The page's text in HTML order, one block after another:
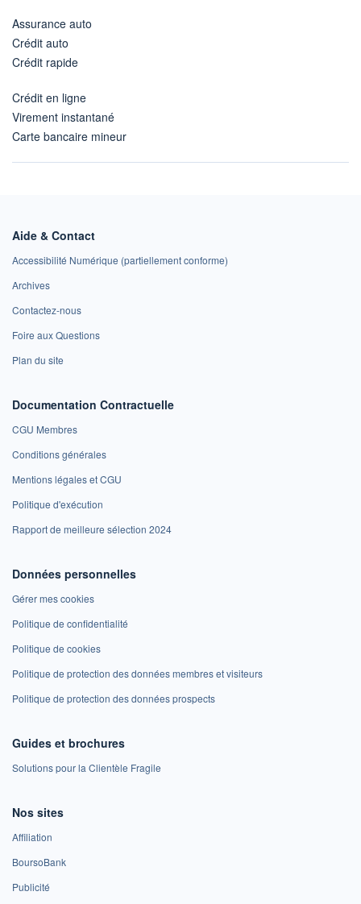
Assurance auto
Crédit auto
Crédit rapide
Crédit en ligne
Virement instantané
Carte bancaire mineur
Aide & Contact
Accessibilité Numérique (partiellement conforme)
Archives
Contactez-nous
Foire aux Questions
Plan du site
Documentation Contractuelle
CGU Membres
Conditions générales
Mentions légales et CGU
Politique d'exécution
Rapport de meilleure sélection 2024
Données personnelles
Gérer mes cookies
Politique de confidentialité
Politique de cookies
Politique de protection des données membres et visiteurs
Politique de protection des données prospects
Guides et brochures
Solutions pour la Clientèle Fragile
Nos sites
Affiliation
BoursoBank
Publicité